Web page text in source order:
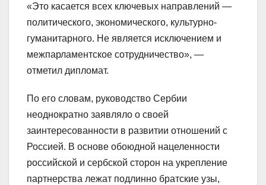
«Это касается всех ключевых направлений —
политического, экономического, культурно-
гуманитарного. Не является исключением и
межпарламентское сотрудничество», —
отметил дипломат.
По его словам, руководство Сербии
неоднократно заявляло о своей
заинтересованности в развитии отношений с
Россией. В основе обоюдной нацеленности
российской и сербской сторон на укрепление
партнерства лежат подлинно братские узы,